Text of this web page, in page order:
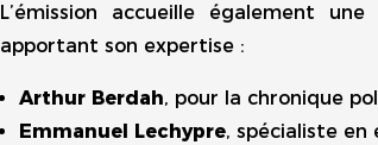
L’émission accueille également
apportant son expertise :
Arthur Berdah, pour la chronique
Emmanuel Lechypre, spécialiste en